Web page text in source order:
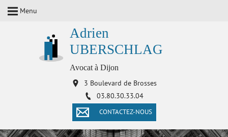
Menu
Adrien
UBERSCHLAG
Avocat à Dijon
3 Boulevard de Brosses
03.80.30.33.04
CONTACTEZ-NOUS